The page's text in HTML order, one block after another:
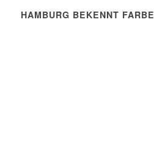
HAMBURG BEKENNT FARBE